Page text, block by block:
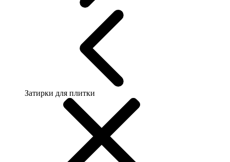
Затирки для плитки